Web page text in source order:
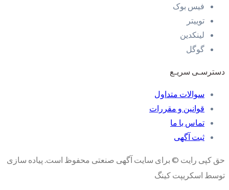
فیس بوک
توییتر
لینکدین
گوگل
دسترسـی سریـع
سوالات متداول
قوانین و مقررات
تماس با ما
ثبت آگهی
حق کپی رایت © برای سایت آگهی صنعتی محفوظ است. پیاده سازی
توسط اسکریپت کینگ